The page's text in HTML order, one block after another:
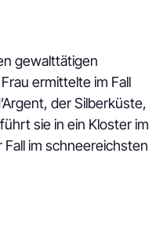
gewalttätigen
ermittelte im Fall
der Silberküste,
sie in ein Kloster im
im schneereichsten